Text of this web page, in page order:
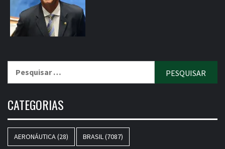
CATEGORIAS
AERONÁUTICA(28) BRASIL(7087)